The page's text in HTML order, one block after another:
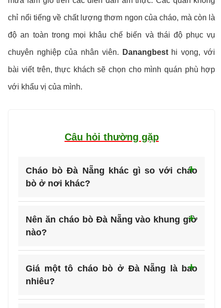
chỉ nổi tiếng về chất lượng thơm ngon của cháo, mà còn là
độ an toàn trong mọi khâu chế biến và thái độ phục vụ
chuyên nghiệp của nhân viên. Danangbesthi vọng, với
bài viết trên, thực khách sẽ chọn cho mình quán phù hợp
với khẩu vị của mình.
Câu hỏi thường gặp
Cháo bò Đà Nẵng khác gì so với cháo
bò ở nơi khác?
Nên ăn cháo bò Đà Nẵng vào khung giờ
nào?
Giá một tô cháo bò ở Đà Nẵng là bao
nhiêu?